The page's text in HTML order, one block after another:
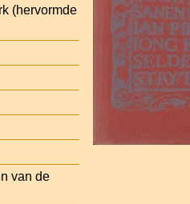
(hervormde
van de